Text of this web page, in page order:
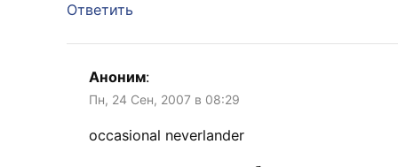
Ответить
Аноним:
Пн, 24 Сен, 2007 в 08:29
occasional neverlander